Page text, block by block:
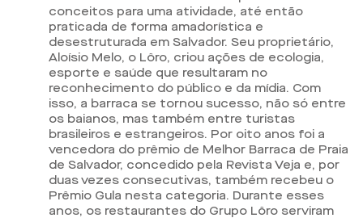
conceitos para uma atividade, até então
praticada de forma amadorística e
desestruturada em Salvador. Seu proprietário,
Aloísio Melo, o Lôro, criou ações de ecologia,
esporte e saúde que resultaram no
reconhecimento do público e da mídia. Com
isso, a barraca se tornou sucesso, não só entre
os baianos, mas também entre turistas
brasileiros e estrangeiros. Por oito anos foi a
vencedora do prêmio de Melhor Barraca de Praia
de Salvador, concedido pela Revista Veja e, por
duas vezes consecutivas, também recebeu o
Prêmio Gula nesta categoria. Durante esses
anos, os restaurantes do Grupo Lôro serviram